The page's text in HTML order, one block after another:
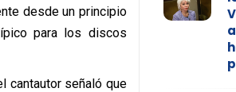
desde un principio
para los discos
cantautor señaló que